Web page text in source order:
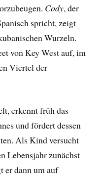
Cody, der
spricht, zeigt
Wurzeln.
von Key West auf, im
Viertel der
erkennt früh das
und fördert dessen
Als Kind versucht
Lebensjahr zunächst
er dann um auf